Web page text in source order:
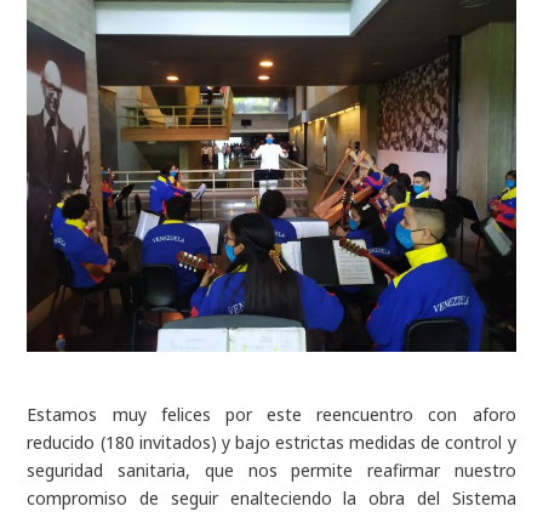
Estamos muy felices por este reencuentro con aforo
reducido (180 invitados) y bajo estrictas medidas de control y
seguridad sanitaria, que nos permite reafirmar nuestro
compromiso de seguir enalteciendo la obra del Sistema